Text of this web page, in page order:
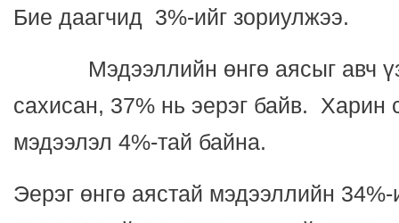
Бие даагчид 3%-ийг зориулжээ.
Мэдээллийн өнгө аясыг авч
сахисан, 37% нь эерэг байв. Харин
мэдээлэл 4%-тай байна.
Эерэг өнгө аястай мэдээллийн